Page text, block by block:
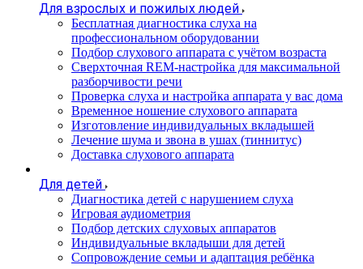
Для взрослых и пожилых людей
Бесплатная диагностика слуха на
профессиональном оборудовании
Подбор слухового аппарата с учётом возраста
Сверхточная REM-настройка для максимальной
разборчивости речи
Проверка слуха и настройка аппарата у вас дома
Временное ношение слухового аппарата
Изготовление индивидуальных вкладышей
Лечение шума и звона в ушах (тиннитус)
Доставка слухового аппарата
Для детей
Диагностика детей с нарушением слуха
Игровая аудиометрия
Подбор детских слуховых аппаратов
Индивидуальные вкладыши для детей
Сопровождение семьи и адаптация ребёнка